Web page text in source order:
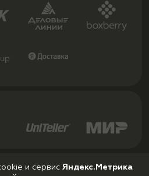
и сервис Яндекс.Метрика